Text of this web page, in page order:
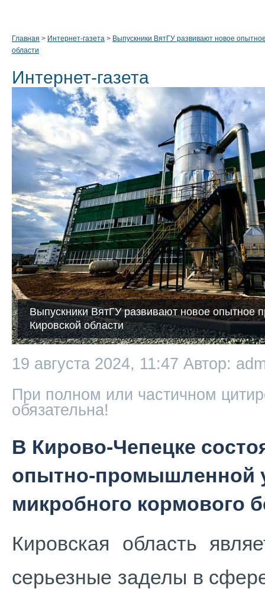
Главная > Интернет-газета > Выпускники ВятГУ развивают новое
области
Интернет-газета
Выпускники ВятГУ развивают новое опытное
Кировской области
19 августа 2024, 11:47 Автор:
При полном или частичном
обязательна!
В Кирово-Чепецке
опытно-промышленной
микробного кормового
Кировская область
серьезные заделы в